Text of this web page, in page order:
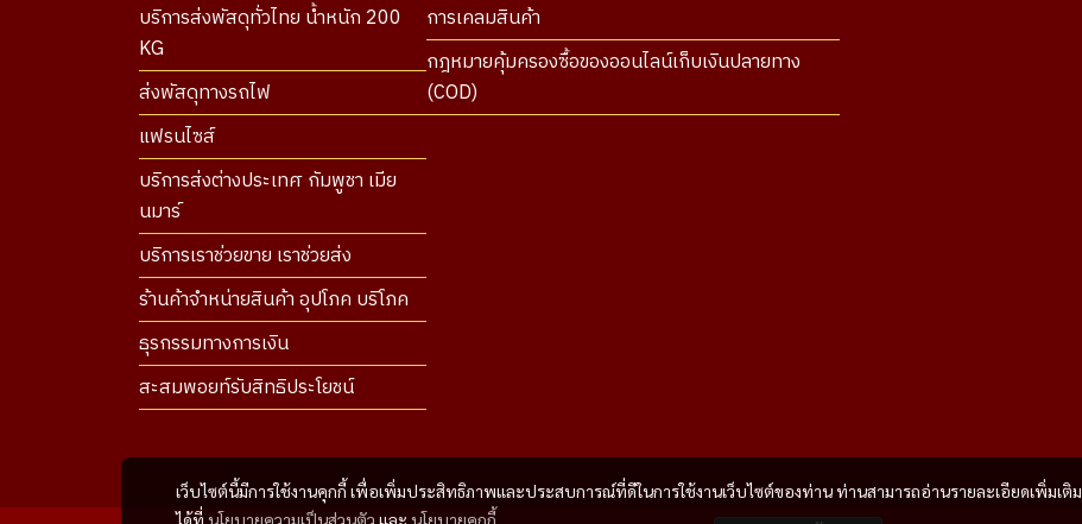
เว็บไซต์นี้มีการใช้งานคุกกี้ เพื่อเพิ่มประสิทธิภาพและประสบการณ์ที่ดีในการใช้งานเว็บไซต์ของท่าน ท่านสามารถอ่านรายละเอียดเพิ่มเติม
ได้ที่ นโยบายความเป็นส่วนตัว และ นโยบายคุกกี้
บริการส่งพัสดุทั่วไทย น้ำหนัก 200
KG
ส่งพัสดุทางรถไฟ
แฟรนไซส์
บริการส่งต่างประเทศ กัมพูชา เมีย
นมาร์
บริการเราช่วยขาย เราช่วยส่ง
ร้านค้าจำหน่ายสินค้า อุปโภค บริโภค
ธุรกรรมทางการเงิน
สะสมพอยท์รับสิทธิประโยชน์
การเคลมสินค้า
กฎหมายคุ้มครองซื้อของออนไลน์เก็บเงินปลายทาง
(COD)